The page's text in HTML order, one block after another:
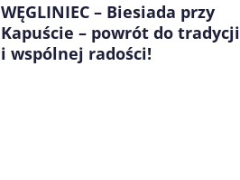
WĘGLINIEC – Biesiada przy
Kapuście – powrót do tradycji
i wspólnej radości!